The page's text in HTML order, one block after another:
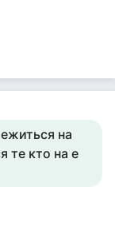
на
те кто на е